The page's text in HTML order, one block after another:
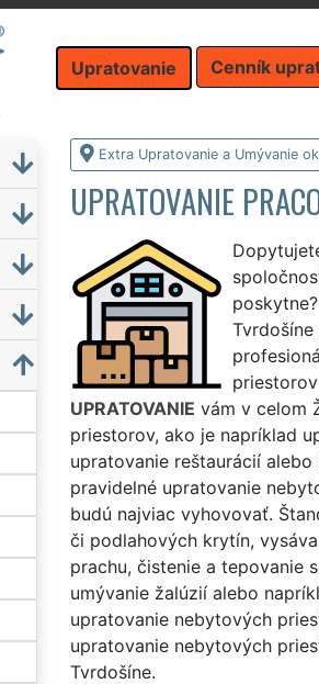
Upratovanie Cenník
Extra Upratovanie a Umývanie
UPRATOVANIE
UPRATOVANIE vám v celom
priestorov, ako je napríklad
upratovanie reštaurácií
pravidelné upratovanie
budú najviac vyhovovať.
či podlahových krytín,
prachu, čistenie a tepovanie
umývanie žalúzií alebo
upratovanie nebytových
upratovanie nebytových
Tvrdošíne.